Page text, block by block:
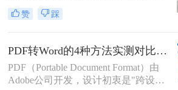
提升工作效率。然而，市面上许多转
换工具需付费或存在隐私风险，那么
5种完全免费的解决方案。所有方法
均基于官方或开源平台，确保零成
本、无广告、无数据泄露。无需任何
付费，即可实现高质量转换，告别格
赞 踩
PDF转Word的4种方法实测对比（附还原度对比表）！
PDF（Portable Document Format）由
Adobe公司开发，设计初衷是"跨设备